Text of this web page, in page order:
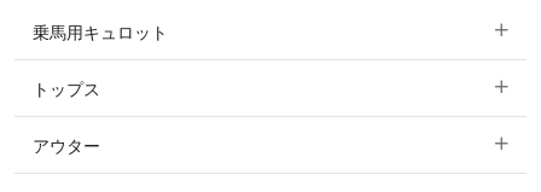
乗馬用キュロット
すべてのキュロット
フルグリップ・尻革 キュロット
トップス
すべてのトップス
アウター